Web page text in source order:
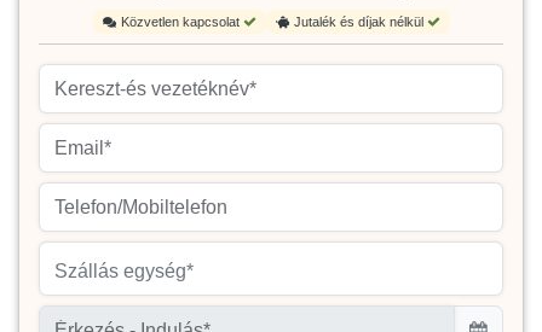
Közvetlen kapcsolat Jutalék és díjak nélkül
Szállás egység*